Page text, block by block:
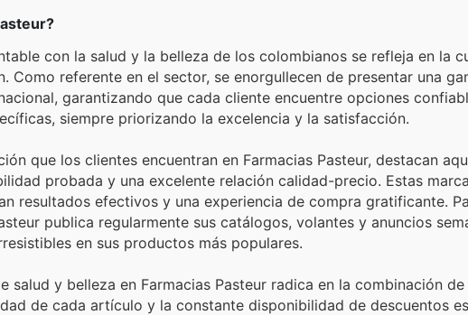
con la salud y la belleza de los colombianos se refleja en la
Como referente en el sector, se enorgullecen de presentar una
garantizando que cada cliente encuentre opciones
siempre priorizando la excelencia y la satisfacción.
que los clientes encuentran en Farmacias Pasteur, destacan
probada y una excelente relación calidad-precio. Estas
resultados efectivos y una experiencia de compra gratificante.
publica regularmente sus catálogos, volantes y anuncios
en sus productos más populares.
y belleza en Farmacias Pasteur radica en la combinación
de cada artículo y la constante disponibilidad de descuentos